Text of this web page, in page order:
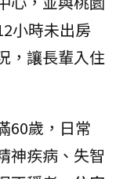
小時未出房
，讓長輩入住
60歲，日常
神疾病、失智